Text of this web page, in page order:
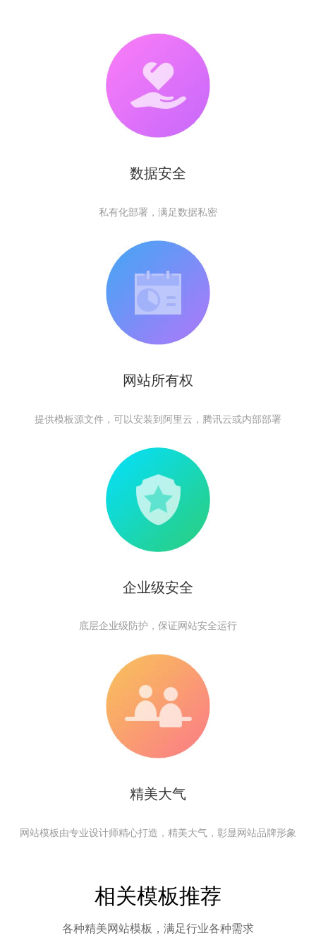
数据安全
私有化部署，满足数据私密
网站所有权
提供模板源文件，可以安装到阿里云，腾讯云或内部部署
企业级安全
底层企业级防护，保证网站安全运行
精美大气
网站模板由专业设计师精心打造，精美大气，彰显网站品牌形象
相关模板推荐
各种精美网站模板，满足行业各种需求